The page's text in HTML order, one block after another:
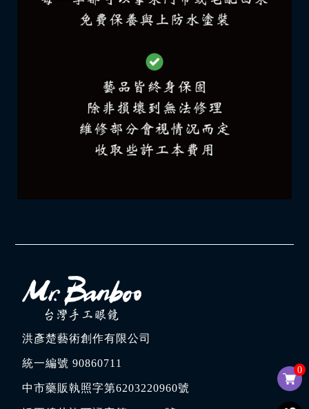
0
洪彥楚藝術創作有限公司
統一編號 90860711
中市藥販執照字第6203220960號